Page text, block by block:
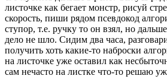
листочке как бегает монстр, рисуй
скорость, пиши рядом псевдокод
ступор, т.е. ручку то он взял, но
дело не шло. Сидим два часа,
получить хоть какие-то наброски
на листочке уже оставил как
сам нечасто на листке что-то решаю